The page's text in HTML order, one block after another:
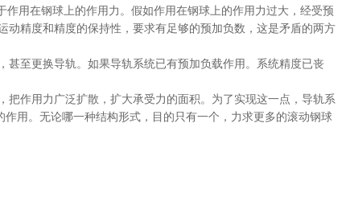
用在钢球上的作用力。假如作用在钢球上的作用力过大，经受预
精度和精度的保持性，要求有足够的预加负数，这是矛盾的两方
至更换导轨。如果导轨系统已有预加负载作用。系统精度已丧
作用力广泛扩散，扩大承受力的面积。为了实现这一点，导轨系
用。无论哪一种结构形式，目的只有一个，力求更多的滚动钢球